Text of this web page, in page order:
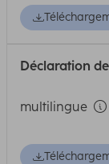
Déclaration
multilingue